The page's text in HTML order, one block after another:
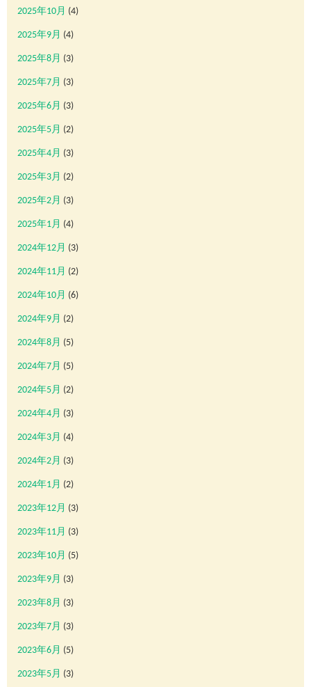
2025年10月 (4)
2025年9月 (4)
2025年8月 (3)
2025年7月 (3)
2025年6月 (3)
2025年5月 (2)
2025年4月 (3)
2025年3月 (2)
2025年2月 (3)
2025年1月 (4)
2024年12月 (3)
2024年11月 (2)
2024年10月 (6)
2024年9月 (2)
2024年8月 (5)
2024年7月 (5)
2024年5月 (2)
2024年4月 (3)
2024年3月 (4)
2024年2月 (3)
2024年1月 (2)
2023年12月 (3)
2023年11月 (3)
2023年10月 (5)
2023年9月 (3)
2023年8月 (3)
2023年7月 (3)
2023年6月 (5)
2023年5月 (3)